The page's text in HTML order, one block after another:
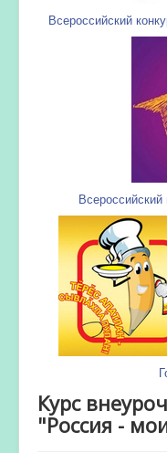
Всероссийский
Всероссийский
Курс
"Россия -